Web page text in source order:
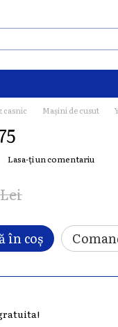
casnic Mașini de cusut
Lasa-ți un comentariu
în coș